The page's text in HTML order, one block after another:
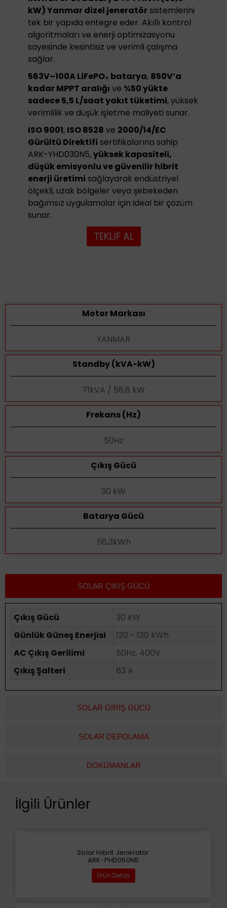
kW) Yanmar dizel jeneratörsistemlerini
tek bir yapıda entegre eder. Akıllı kontrol
algoritmaları ve enerji optimizasyonu
sayesinde kesintisiz ve verimli çalışma
sağlar.
563V–100A LiFePO₄ batarya, 850V’a
kadar MPPT aralığı ve %50 yükte
sadece 5,5 L/saat yakıt tüketimi, yüksek
verimlilik ve düşük işletme maliyeti sunar.
ISO 9001, ISO 8528 ve 2000/14/EC
Gürültü Direktifi sertifikalarına sahip
ARK-YHD030N5,yüksek kapasiteli,
düşük emisyonlu ve güvenilir hibrit
enerji üretimi sağlayarak endüstriyel
ölçekli, uzak bölgeler veya şebekeden
bağımsız uygulamalar için ideal bir çözüm
sunar.
TEKLİF AL
Motor Markası
YANMAR
Standby (kVA-kW)
71kVA / 56,8 kW
Frekans (Hz)
50Hz
Çıkış Gücü
30 kW
Batarya Gücü
56,3kWh
SOLAR ÇIKIŞ GÜCÜ
SOLAR GİRİŞ GÜCÜ
SOLAR DEPOLAMA
DOKÜMANLAR
Çıkış Gücü
30 kW
Günlük Güneş Enerjisi
120 - 130 kWh
AC Çıkış Gerilimi
50Hz, 400V
Çıkış Şalteri
63 A
İlgili Ürünler
Solar Hibrit Jeneratör
ARK-PHD050N5
Ürün Detay